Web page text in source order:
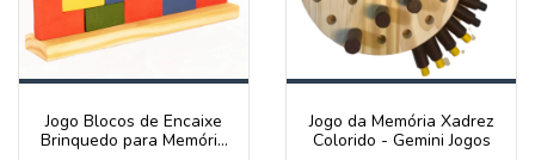
Jogo Blocos de Encaixe
Brinquedo para Memória
Jogo da Memória Xadrez
Colorido - Gemini Jogos